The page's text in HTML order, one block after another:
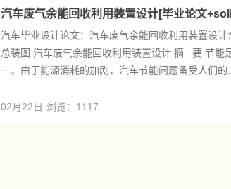
汽车废气余能回收利用装置设计[毕业论文
汽车毕业设计论文：汽车废气余能回收利用装置设
总装图 汽车废气余能回收利用装置设计 摘 要 节能
一。由于能源消耗的加剧，汽车节能问题备受人们的...
02月22日 浏览：1117